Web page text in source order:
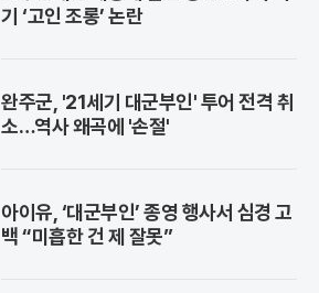
기 ‘고인 조롱’ 논란
완주군, '21세기 대군부인' 투어 전격 취
소…역사 왜곡에 '손절'
아이유, ‘대군부인’ 종영 행사서 심경 고
백 “미흡한 건 제 잘못”